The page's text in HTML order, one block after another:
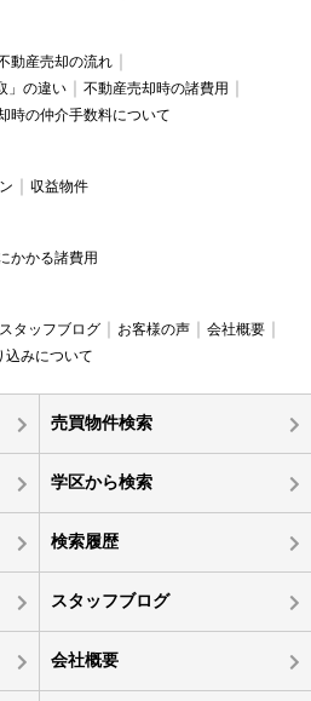
動産売却の流れ
」の違い
不動産売却時の諸費用
時の仲介手数料について
収益物件
かかる諸費用
スタッフブログ お客様の声
会社概要
込みについて
売買物件検索
学区から検索
検索履歴
スタッフブログ
会社概要